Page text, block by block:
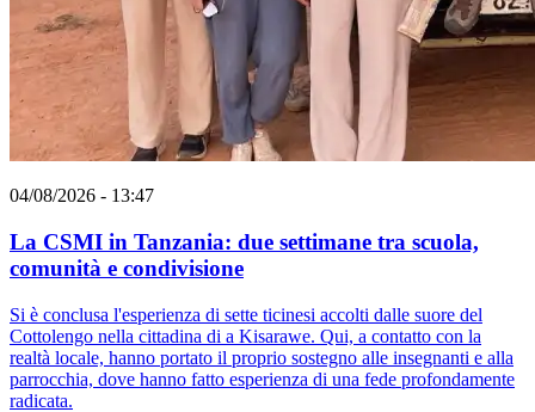
04/08/2026 - 13:47
La CSMI in Tanzania: due settimane tra scuola,
comunità e condivisione
Si è conclusa l'esperienza di sette ticinesi accolti dalle suore del
Cottolengo nella cittadina di a Kisarawe. Qui, a contatto con la
realtà locale, hanno portato il proprio sostegno alle insegnanti e alla
parrocchia, dove hanno fatto esperienza di una fede profondamente
radicata.